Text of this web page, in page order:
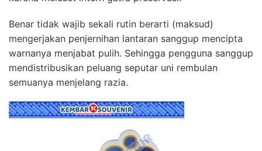
Benar tidak wajib sekali rutin berarti (maksud)
mengerjakan penjernihan lantaran sanggup mencipta
warnanya menjabat pulih. Sehingga pengguna sanggup
mendistribusikan peluang seputar uni rembulan
semuanya menjelang razia.